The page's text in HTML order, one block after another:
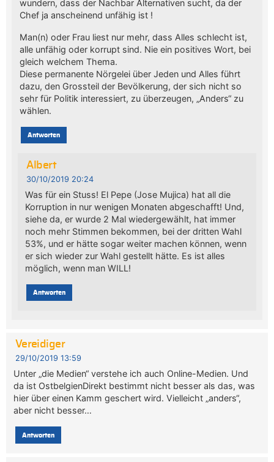
wundern, dass der Nachbar Alternativen sucht, da der
Chef ja anscheinend unfähig ist !
Man(n) oder Frau liest nur mehr, dass Alles schlecht ist,
alle unfähig oder korrupt sind. Nie ein positives Wort, bei
gleich welchem Thema.
Diese permanente Nörgelei über Jeden und Alles führt
dazu, den Grossteil der Bevölkerung, der sich nicht so
sehr für Politik interessiert, zu überzeugen, „Anders“ zu
wählen.
Antworten
Albert
30/10/2019 20:24
Was für ein Stuss! El Pepe (Jose Mujica) hat all die
Korruption in nur wenigen Monaten abgeschafft! Und,
siehe da, er wurde 2 Mal wiedergewählt, hat immer
noch mehr Stimmen bekommen, bei der dritten Wahl
53%, und er hätte sogar weiter machen können, wenn
er sich wieder zur Wahl gestellt hätte. Es ist alles
möglich, wenn man WILL!
Antworten
Vereidiger
29/10/2019 13:59
Unter „die Medien“ verstehe ich auch Online-Medien. Und
da ist OstbelgienDirekt bestimmt nicht besser als das, was
hier über einen Kamm geschert wird. Vielleicht „anders“,
aber nicht besser…
Antworten